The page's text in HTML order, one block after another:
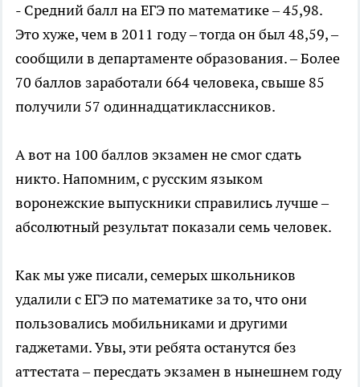
- Средний балл на ЕГЭ по математике – 45,98.
Это хуже, чем в 2011 году – тогда он был 48,59, –
сообщили в департаменте образования. – Более
70 баллов заработали 664 человека, свыше 85
получили 57 одиннадцатиклассников.
А вот на 100 баллов экзамен не смог сдать
никто. Напомним, с русским языком
воронежские выпускники справились лучше –
абсолютный результат показали семь человек.
Как мы уже писали, семерых школьников
удалили с ЕГЭ по математике за то, что они
пользовались мобильниками и другими
гаджетами. Увы, эти ребята останутся без
аттестата – пересдать экзамен в нынешнем году